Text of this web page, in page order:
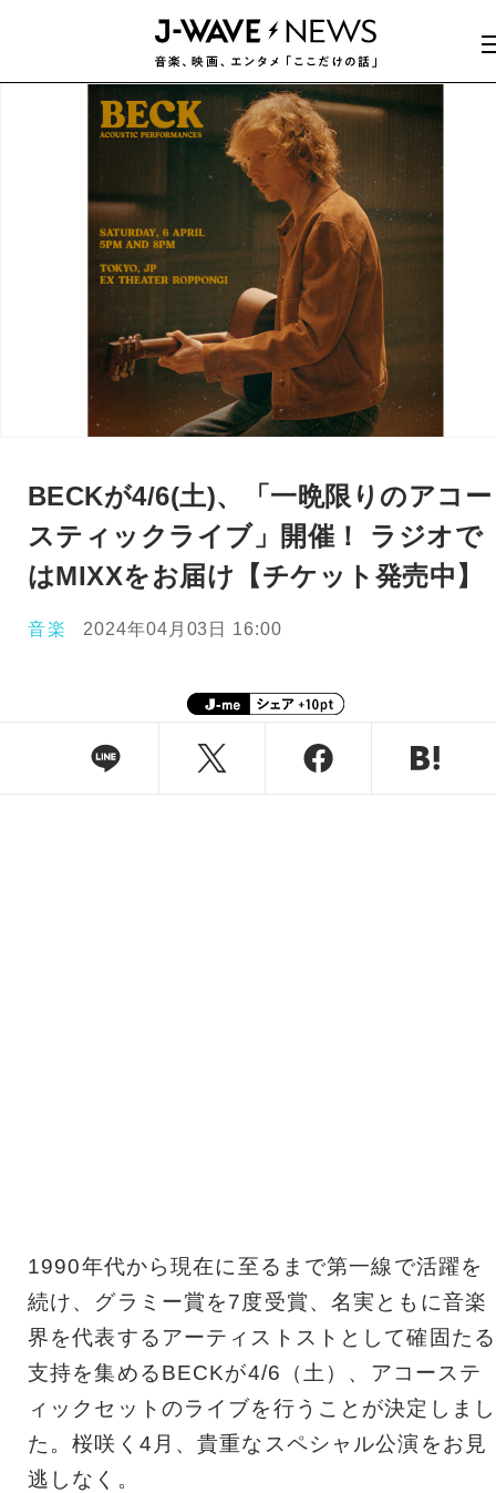
BECKが4/6(土)、「一晩限りのアコー
スティックライブ」開催！ ラジオで
はMIXXをお届け【チケット発売中】
音楽 2024年04月03日 16:00
1990年代から現在に⾄るまで第⼀線で活躍を
続け、グラミー賞を7度受賞、名実ともに⾳楽
界を代表するアーティストストとして確固たる
⽀持を集めるBECKが4/6（土）、アコーステ
ィックセットのライブを行うことが決定しまし
た。桜咲く4月、貴重なスペシャル公演をお見
逃しなく。